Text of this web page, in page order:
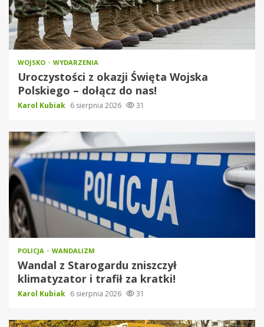
WOJSKO WYDARZENIA
Uroczystości z okazji Święta Wojska
Polskiego – dołącz do nas!
Karol Kubiak 6 sierpnia 2026 31
POLICJA WANDALIZM
Wandal z Starogardu zniszczył
klimatyzator i trafił za kratki!
Karol Kubiak 6 sierpnia 2026 31